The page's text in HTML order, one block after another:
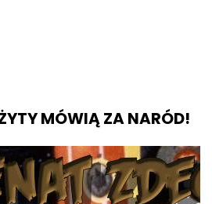
MÓWIĄ ZA NARÓD!